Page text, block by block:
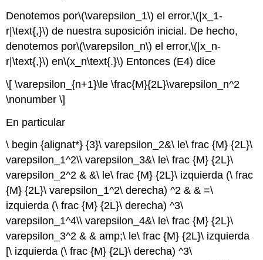
Denotemos por\(\varepsilon_1\) el error,\(|x_1-
r|\text{,}\) de nuestra suposición inicial. De hecho,
denotemos por\(\varepsilon_n\) el error,\(|x_n-
r|\text{,}\) en\(x_n\text{.}\) Entonces (E4) dice
\[ \varepsilon_{n+1}\le \frac{M}{2L}\varepsilon_n^2
\nonumber \]
En particular
\ begin {alignat*} {3}\ varepsilon_2&\ le\ frac {M} {2L}\
varepsilon_1^2\\ varepsilon_3&\ le\ frac {M} {2L}\
varepsilon_2^2 & &\ le\ frac {M} {2L}\ izquierda (\ frac
{M} {2L}\ varepsilon_1^2\ derecha) ^2 & & =\
izquierda (\ frac {M} {2L}\ derecha) ^3\
varepsilon_1^4\\ varepsilon_4&\ le\ frac {M} {2L}\
varepsilon_3^2 & & amp;\ le\ frac {M} {2L}\ izquierda
[\ izquierda (\ frac {M} {2L}\ derecha) ^3\